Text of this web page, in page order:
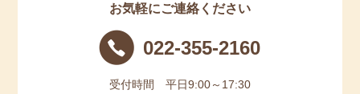
お気軽にご連絡ください
022-355-2160
受付時間 平日9:00～17:30